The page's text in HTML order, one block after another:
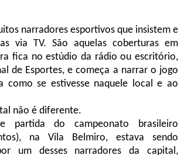
narradores esportivos que insistem e
via TV. São aquelas coberturas em
fica no estúdio da rádio ou escritório,
de Esportes, e começa a narrar o jogo
como se estivesse naquele local e ao
não é diferente.
partida do campeonato brasileiro
na Vila Belmiro, estava sendo
um desses narradores da capital,